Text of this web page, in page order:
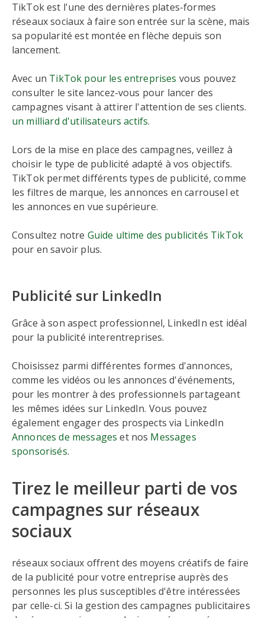
TikTok est l'une des dernières plates-formes
réseaux sociaux à faire son entrée sur la scène, mais
sa popularité est montée en flèche depuis son
lancement.
Avec un TikTok pour les entreprises vous pouvez
consulter le site lancez-vous pour lancer des
campagnes visant à attirer l'attention de ses clients.
un milliard d'utilisateurs actifs.
Lors de la mise en place des campagnes, veillez à
choisir le type de publicité adapté à vos objectifs.
TikTok permet différents types de publicité, comme
les filtres de marque, les annonces en carrousel et
les annonces en vue supérieure.
Consultez notre Guide ultime des publicités TikTok
pour en savoir plus.
Publicité sur LinkedIn
Grâce à son aspect professionnel, LinkedIn est idéal
pour la publicité interentreprises.
Choisissez parmi différentes formes d'annonces,
comme les vidéos ou les annonces d'événements,
pour les montrer à des professionnels partageant
les mêmes idées sur LinkedIn. Vous pouvez
également engager des prospects via LinkedIn
Annonces de messages et nos Messages
sponsorisés.
Tirez le meilleur parti de vos
campagnes sur réseaux
sociaux
réseaux sociaux offrent des moyens créatifs de faire
de la publicité pour votre entreprise auprès des
personnes les plus susceptibles d'être intéressées
par celle-ci. Si la gestion des campagnes publicitaires